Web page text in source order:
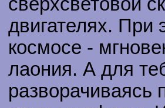
двигателях.
космосе -
лаония. А для
разворачиваясь